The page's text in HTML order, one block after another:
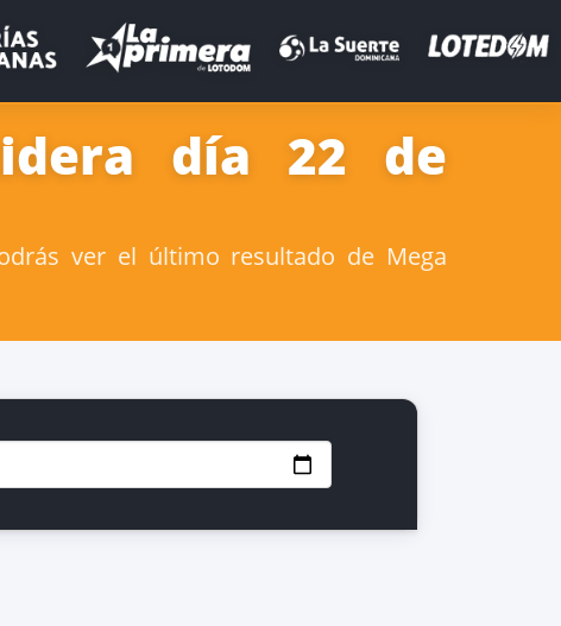
día 22 de
ver el último resultado de Mega